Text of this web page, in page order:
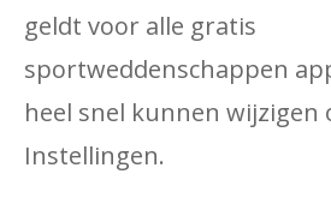
geldt voor alle gratis
sportweddenschappen
heel snel kunnen wijzigen
Instellingen.